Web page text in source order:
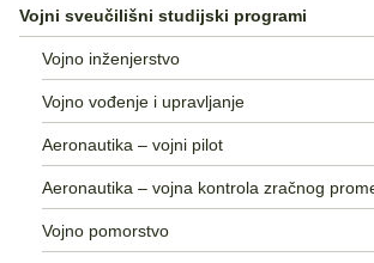
Vojni sveučilišni studijski programi
Vojno inženjerstvo
Vojno vođenje i upravljanje
Aeronautika – vojni pilot
Aeronautika – vojna kontrola zračnog
Vojno pomorstvo